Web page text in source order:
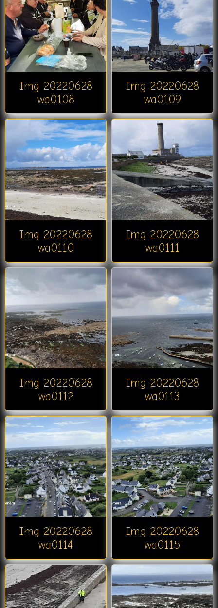
Img 20220628
wa0108
Img 20220628
wa0109
Img 20220628
wa0110
Img 20220628
wa0111
Img 20220628
wa0112
Img 20220628
wa0113
Img 20220628
wa0114
Img 20220628
wa0115